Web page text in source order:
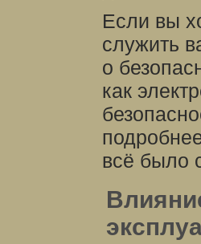
Если вы
служить
о
как
всё было